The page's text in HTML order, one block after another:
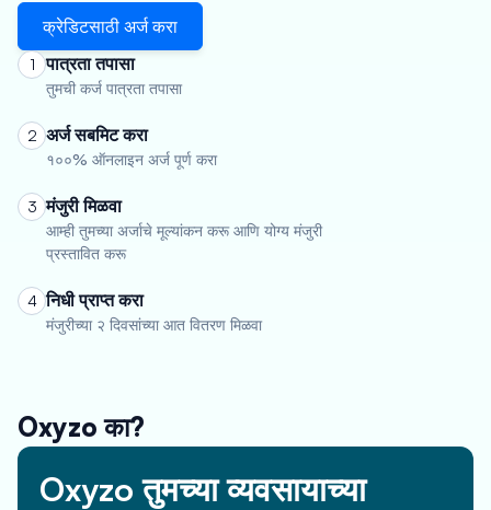
क्रेडिटसाठी अर्ज करा
1 पात्रता तपासा
तुमची कर्ज पात्रता तपासा
2 अर्ज सबमिट करा
१००% ऑनलाइन अर्ज पूर्ण करा
3 मंजुरी मिळवा
आम्ही तुमच्या अर्जाचे मूल्यांकन करू आणि योग्य मंजुरी
प्रस्तावित करू
4 निधी प्राप्त करा
मंजुरीच्या २ दिवसांच्या आत वितरण मिळवा
Oxyzo का?
Oxyzo तुमच्या व्यवसायाच्या